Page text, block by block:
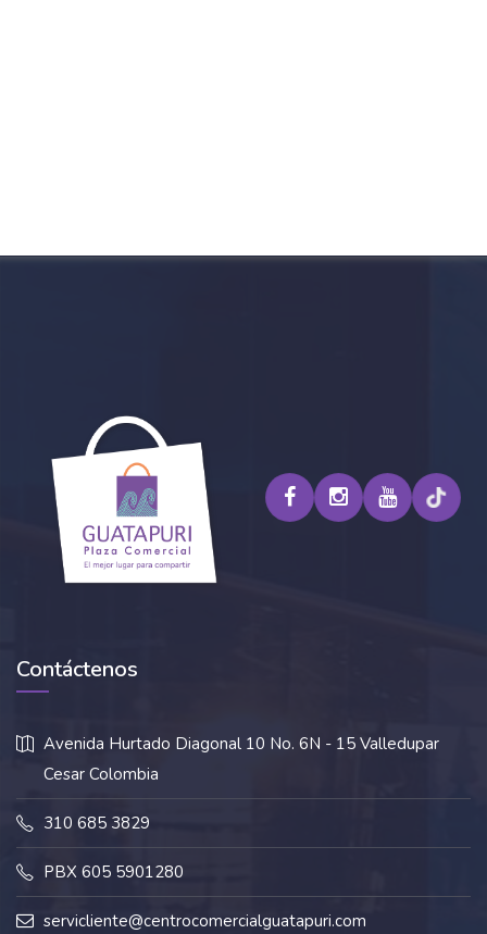
Contáctenos
Avenida Hurtado Diagonal 10 No. 6N - 15 Valledupar
Cesar Colombia
310 685 3829
PBX 605 5901280
servicliente@centrocomercialguatapuri.com